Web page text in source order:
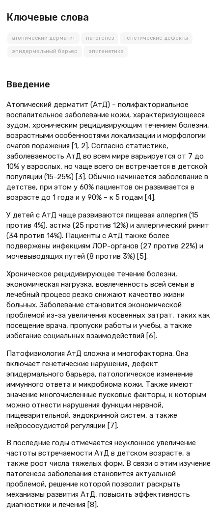
Ключевые слова
атопический дерматит патогенез генетические дефекты
эпидермальный барьер эпигенетика
Введение
Атопический дерматит (АтД) – полифакториальное
воспалительное заболевание кожи, характеризующееся
зудом, хроническим рецидивирующим течением болезни,
возрастными особенностями локализации и морфологии
очагов поражения [1, 2]. Согласно статистике,
заболеваемость АтД во всем мире варьируется от 7 до
10% у взрослых, но чаще всего он встречается в детской
популяции (15–25%) [3]. Обычно начинается заболевание в
детстве, при этом у 60% пациентов он развивается в
возрасте до 1 года и у 90% – к 5 годам [4].
У детей с АтД чаще развиваются пищевая аллергия (15
против 4%), астма (25 против 12%) и аллергический ринит
(34 против 14%). Пациенты с АтД также более
подвержены инфекциям ЛОР-органов (27 против 22%) и
мочевыводящих путей (8 против 3%) [5].
Хроническое рецидивирующее течение болезни,
экономическая нагрузка, вовлеченность всей семьи в
лечебный процесс резко снижают качество жизни
больных. Заболевание становится экономической
проблемой из-за увеличения косвенных затрат, таких как
посещение врача, пропуски работы и учебы, а также
избегание социальных взаимодействий [6].
Патофизиология АтД сложна и многофакторна. Она
включает генетические нарушения, дефект
эпидермального барьера, патологическое изменение
иммунного ответа и микробиома кожи. Также имеют
значение многочисленные пусковые факторы, к которым
можно отнести нарушения функции нервной,
пищеварительной, эндокринной систем, а также
нейрососудистой регуляции [7].
В последние годы отмечается неуклонное увеличение
частоты встречаемости АтД в детском возрасте, а
также рост числа тяжелых форм. В связи с этим изучение
патогенеза заболевания становится актуальной
проблемой, решение которой позволит раскрыть
механизмы развития АтД, повысить эффективность
диагностики и лечения [8].